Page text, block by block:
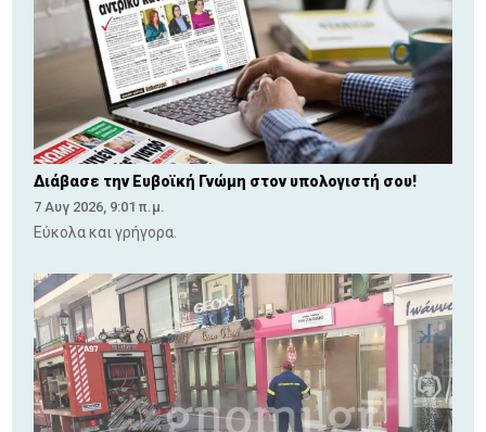
Διάβασε την Ευβοϊκή Γνώμη στον υπολογιστή σου!
7 Αυγ 2026, 9:01 π.μ.
Εύκολα και γρήγορα.